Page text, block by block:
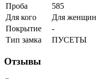
Проба
585
Для кого
Для женщин
Покрытие
-
Тип замка
ПУСЕТЫ
Отзывы